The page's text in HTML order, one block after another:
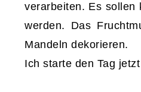
verarbeiten. Es sollen
werden. Das
Mandeln dekorieren.
Ich starte den Tag